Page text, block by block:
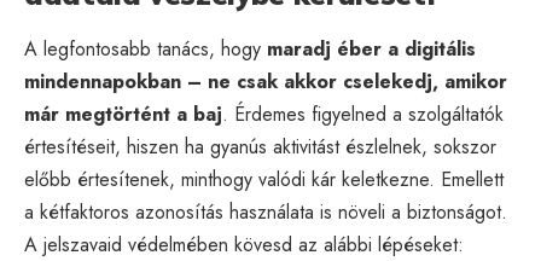
A legfontosabb tanács, hogy maradj éber a digitális
mindennapokban – ne csak akkor cselekedj, amikor
már megtörtént a baj. Érdemes figyelned a szolgáltatók
értesítéseit, hiszen ha gyanús aktivitást észlelnek, sokszor
előbb értesítenek, minthogy valódi kár keletkezne. Emellett
a kétfaktoros azonosítás használata is növeli a biztonságot.
A jelszavaid védelmében kövesd az alábbi lépéseket: